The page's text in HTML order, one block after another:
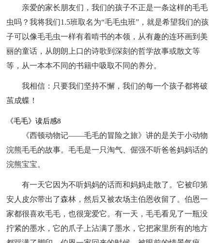
亲爱的家长朋友们，我们的孩子不正是一条这样的毛毛
虫吗？我将我们1.5班取名为“毛毛虫班”，就是希望我们的孩
子可以像毛毛虫一样有着啃书的本领，从有趣的连环画到美
丽的童话，从朗朗上口的诗歌到深刻的哲学故事或散文等
等，从一本本不同的书籍中吸取不同的养分。
我相信：只要我们坚持不懈，我们的每一个孩子都将破
茧成蝶！
《毛毛》读后感8
《西顿动物记——毛毛的冒险之旅》讲的是关于小动物
浣熊毛毛的故事。毛毛是一只淘气、倔强不听爸爸妈妈话的
浣熊宝宝。
有一天它因为不听妈妈的话而和妈妈走散了。它被印第
安人皮尔带出了森林，然后又被农场主伯恩收留了。伯恩一
家都很喜欢毛毛，也很宠爱它。有一天，毛毛看见了一瓶没
拧紧的墨水，它的爪子上沾满了墨水，它把家里所有的地方